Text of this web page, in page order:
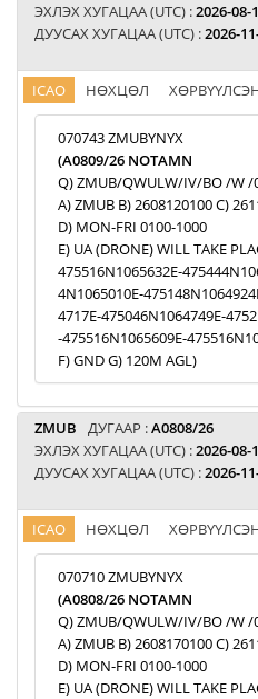
ЭХЛЭХ ХУГАЦАА (UTC) :2026-08-
ДУУСАХ ХУГАЦАА (UTC) :2026-
ICAO НӨХЦӨЛ
070743 ZMUBYNYX
(A0809/26 NOTAMN
Q) ZMUB/QWULW/IV/BO /W
A) ZMUB B) 2608120100 C)
D) MON-FRI 0100-1000
E) UA (DRONE) WILL TAKE
475516N1065632E-
4N1065010E-
4717E-475046N1064749E-
-475516N1065609E-
F) GND G) 120M AGL)
ZMUB ДУГААР :A0808/26
ЭХЛЭХ ХУГАЦАА (UTC) :2026-08-
ДУУСАХ ХУГАЦАА (UTC) :2026-
ICAO НӨХЦӨЛ
070710 ZMUBYNYX
(A0808/26 NOTAMN
Q) ZMUB/QWULW/IV/BO /W
A) ZMUB B) 2608170100 C)
D) MON-FRI 0100-1000
E) UA (DRONE) WILL TAKE